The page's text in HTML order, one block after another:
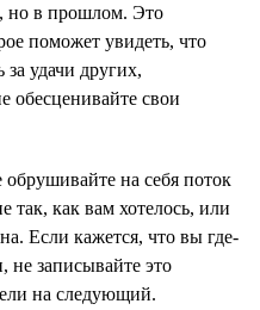
но в прошлом. Это
поможет увидеть, что
удачи других,
обесценивайте свои
обрушивайте на себя поток
так, как вам хотелось, или
Если кажется, что вы где-
не записывайте это
на следующий.